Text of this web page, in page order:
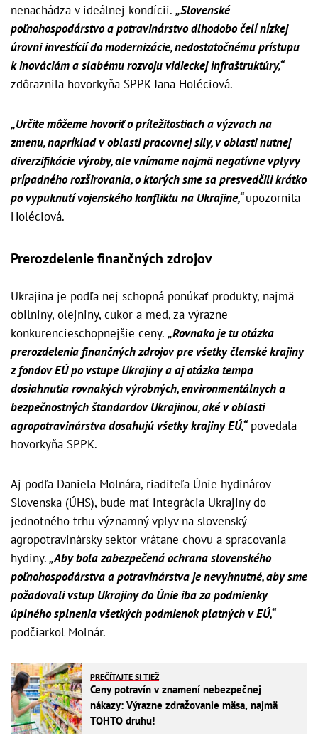
nenachádza v ideálnej kondícii. „Slovenské
poľnohospodárstvo a potravinárstvo dlhodobo čelí nízkej
úrovni investícií do modernizácie, nedostatočnému prístupu
k inováciám a slabému rozvoju vidieckej infraštruktúry,“
zdôraznila hovorkyňa SPPK Jana Holéciová.
„Určite môžeme hovoriť o príležitostiach a výzvach na
zmenu, napríklad v oblasti pracovnej sily, v oblasti nutnej
diverzifikácie výroby, ale vnímame najmä negatívne vplyvy
prípadného rozširovania, o ktorých sme sa presvedčili krátko
po vypuknutí vojenského konfliktu na Ukrajine,“upozornila
Holéciová.
Prerozdelenie finančných zdrojov
Ukrajina je podľa nej schopná ponúkať produkty, najmä
obilniny, olejniny, cukor a med, za výrazne
konkurencieschopnejšie ceny. „Rovnako je tu otázka
prerozdelenia finančných zdrojov pre všetky členské krajiny
z fondov EÚ po vstupe Ukrajiny a aj otázka tempa
dosiahnutia rovnakých výrobných, environmentálnych a
bezpečnostných štandardov Ukrajinou, aké v oblasti
agropotravinárstva dosahujú všetky krajiny EÚ,“povedala
hovorkyňa SPPK.
Aj podľa Daniela Molnára, riaditeľa Únie hydinárov
Slovenska (ÚHS), bude mať integrácia Ukrajiny do
jednotného trhu významný vplyv na slovenský
agropotravinársky sektor vrátane chovu a spracovania
hydiny.„Aby bola zabezpečená ochrana slovenského
poľnohospodárstva a potravinárstva je nevyhnutné, aby sme
požadovali vstup Ukrajiny do Únie iba za podmienky
úplného splnenia všetkých podmienok platných v EÚ,“
podčiarkol Molnár.
PREČÍTAJTE SI TIEŽ
Ceny potravín v znamení nebezpečnej
nákazy: Výrazne zdražovanie mäsa, najmä
TOHTO druhu!